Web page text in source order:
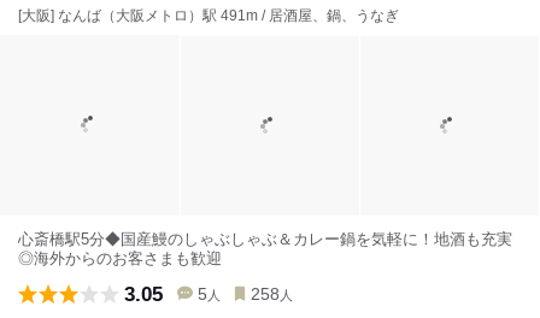
[大阪] なんば（大阪メトロ）駅 491m / 居酒屋、鍋、うなぎ
心斎橋駅5分◆国産鰻のしゃぶしゃぶ＆カレー鍋を気軽に！地酒も充実
◎海外からのお客さまも歓迎
3.05 5 人 258 人